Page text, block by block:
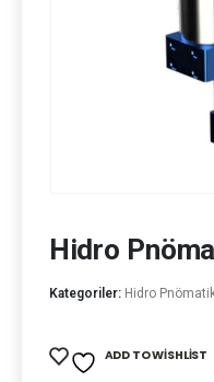
Hidro
Kategoriler: Hidro
ADD TO WISHLIST